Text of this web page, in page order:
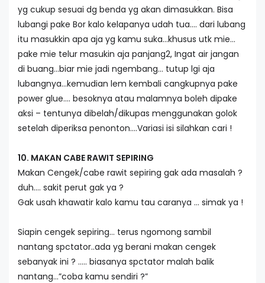
yg cukup sesuai dg benda yg akan dimasukkan. Bisa
lubangi pake Bor kalo kelapanya udah tua…. dari lubang
itu masukkin apa aja yg kamu suka…khusus utk mie…
pake mie telur masukin aja panjang2, Ingat air jangan
di buang…biar mie jadi ngembang… tutup lgi aja
lubangnya…kemudian lem kembali cangkupnya pake
power glue…. besoknya atau malamnya boleh dipake
aksi – tentunya dibelah/dikupas menggunakan golok
setelah diperiksa penonton….Variasi isi silahkan cari !
10. MAKAN CABE RAWIT SEPIRING
Makan Cengek/cabe rawit sepiring gak ada masalah ?
duh…. sakit perut gak ya ?
Gak usah khawatir kalo kamu tau caranya … simak ya !
Siapin cengek sepiring… terus ngomong sambil
nantang spctator..ada yg berani makan cengek
sebanyak ini ? ….. biasanya spctator malah balik
nantang…”coba kamu sendiri ?”